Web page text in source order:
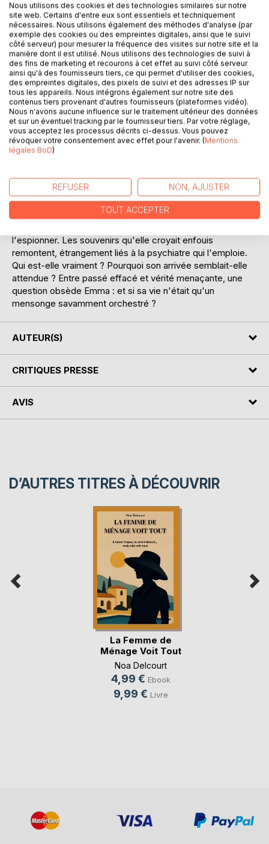
AJOUTER AU PANIER
Ajouter à ma liste d'envies
Laisser un avis
DESCRIPTION
À Neuilly-sur-Seine, Emma Rollin accepte un poste de
femme de ménage dans une demeure impeccable mais
glaçante. Très vite, l'ordre qui y règne cache des voix dans
l'espionner. Les souvenirs qu'elle croyait enfouis
remontent, étrangement liés à la psychiatre qui l'emploie.
Qui est-elle vraiment ? Pourquoi son arrivée semblait-elle
attendue ? Entre passé effacé et vérité menaçante, une
question obsède Emma : et si sa vie n'était qu'un
mensonge savamment orchestré ?
AUTEUR(S)
CRITIQUES PRESSE
AVIS
D’AUTRES TITRES À DÉCOUVRIR
La Femme de
Ménage Voit Tout
Noa Delcourt
4,99 € Ebook
9,99 € Livre
Nous utilisons des cookies et des technologies similaires sur notre
site web. Certains d'entre eux sont essentiels et techniquement
nécessaires. Nous utilisons également des méthodes d'analyse (par
exemple des cookies ou des empreintes digitales, ainsi que le suivi
côté serveur) pour mesurer la fréquence des visites sur notre site et la
manière dont il est utilisé. Nous utilisons des technologies de suivi à
des fins de marketing et recourons à cet effet au suivi côté serveur
ainsi qu'à des fournisseurs tiers, ce qui permet d'utiliser des cookies,
des empreintes digitales, des pixels de suivi et des adresses IP sur
tous les appareils. Nous intégrons également sur notre site des
contenus tiers provenant d'autres fournisseurs (plateformes vidéo).
Nous n'avons aucune influence sur le traitement ultérieur des données
et sur un éventuel tracking par le fournisseur tiers. Par votre réglage,
vous acceptez les processus décrits ci-dessus. Vous pouvez
révoquer votre consentement avec effet pour l'avenir. (Mentions
légales BoD)
REFUSER NON, AJUSTER
TOUT ACCEPTER